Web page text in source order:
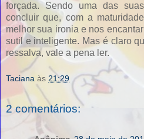
forçada. Sendo uma das
concluir que, com a
melhor sua ironia e nos
sutil e inteligente. Mas é claro
ressalva, vale a pena ler.
Taciana às 21:29
2 comentários: